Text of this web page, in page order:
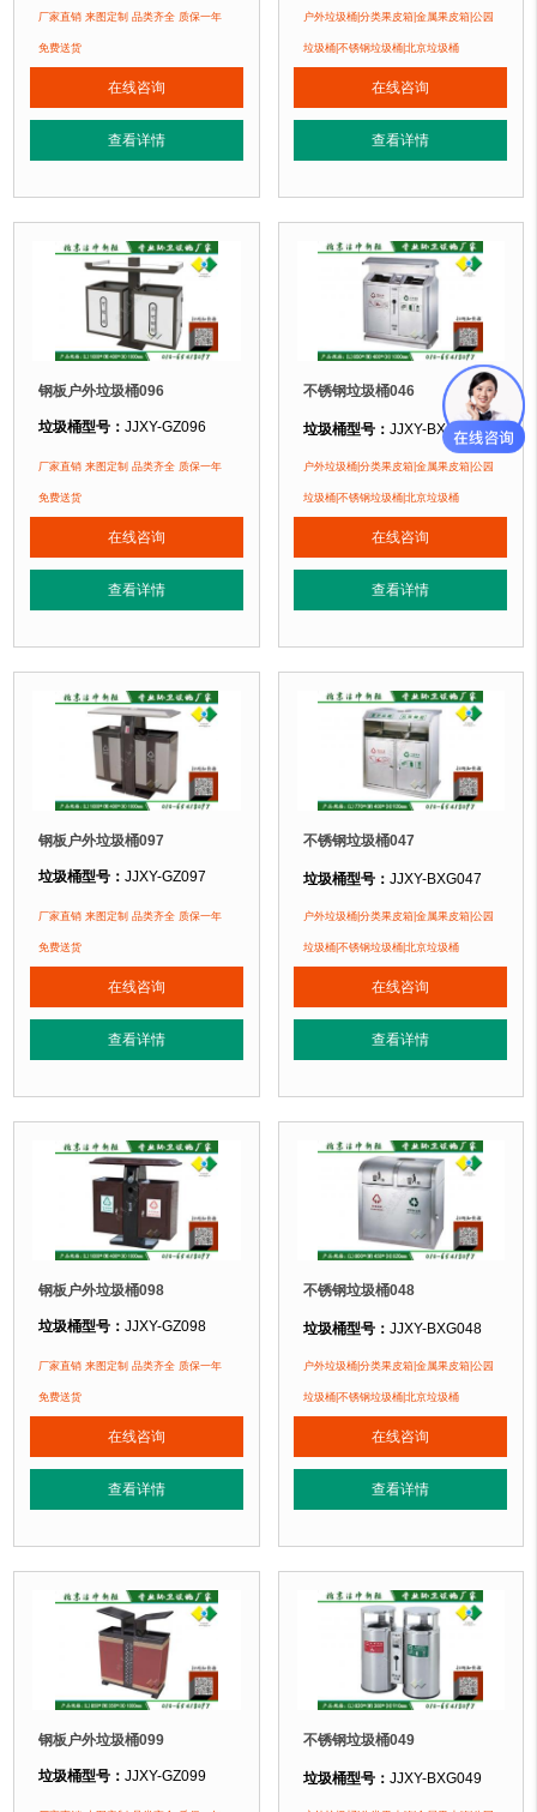
垃圾桶规格：长850mm 宽350mm 高1000mm
垃圾桶材质：
垃圾桶周期：3-7天 厂家直销 来图定制
垃圾桶特点：1、全桶采用镀锌板，塑粉喷塑工艺使用寿命更长久。2、箱体
正在使用该垃圾桶的部分客户：
北京某广场、北京某公园、北京某小区....
厂家直销 来图定制 品类齐全 质保一年
免费送货
在线咨询
查看详情
垃圾桶规格：长850mm 宽390mm
垃圾桶材质：不锈钢板
垃圾桶周期：3-7天 厂家直销 来图定
垃圾桶特点： 1、全桶采用优质加厚
正在使用该垃圾桶的部分客户：
北京万达广场、华生购物中心、泛悦
户外垃圾桶|分类果皮箱|金属果皮箱|公园
垃圾桶|不锈钢垃圾桶|北京垃圾桶
在线咨询
查看详情
钢板户外垃圾桶096
垃圾桶型号：JJXY-GZ096
垃圾桶规格：长1000mm 宽400mm 高1000mm
垃圾桶材质：
垃圾桶周期：3-7天 厂家直销 来图定制
垃圾桶特点：1、全桶采用镀锌板，塑粉喷塑工艺使用寿命更长久。2、箱体
正在使用该垃圾桶的部分客户：
北京某广场、北京某公园、北京某小区....
厂家直销 来图定制 品类齐全 质保一年
免费送货
在线咨询
查看详情
不锈钢垃圾桶046
垃圾桶型号： JJXY-BXG046
垃圾桶规格：长850mm 宽400mm
垃圾桶材质：不锈钢板
垃圾桶周期：3-7天 厂家直销 来图定
垃圾桶特点： 1、全桶采用优质加厚
正在使用该垃圾桶的部分客户：
北京万达广场、华生购物中心、泛悦
户外垃圾桶|分类果皮箱|金属果皮箱|公园
垃圾桶|不锈钢垃圾桶|北京垃圾桶
在线咨询
查看详情
钢板户外垃圾桶097
垃圾桶型号：JJXY-GZ097
垃圾桶规格：长1000mm 宽400mm 高1000mm
垃圾桶材质：
垃圾桶周期：3-7天 厂家直销 来图定制
垃圾桶特点：1、全桶采用镀锌板，塑粉喷塑工艺使用寿命更长久。2、箱体
正在使用该垃圾桶的部分客户：
北京某广场、北京某公园、北京某小区....
厂家直销 来图定制 品类齐全 质保一年
免费送货
在线咨询
查看详情
不锈钢垃圾桶047
垃圾桶型号： JJXY-BXG047
垃圾桶规格：长770mm 宽400mm
垃圾桶材质：不锈钢板
垃圾桶周期：3-7天 厂家直销 来图定
垃圾桶特点： 1、全桶采用优质加厚
正在使用该垃圾桶的部分客户：
北京万达广场、华生购物中心、泛悦
户外垃圾桶|分类果皮箱|金属果皮箱|公园
垃圾桶|不锈钢垃圾桶|北京垃圾桶
在线咨询
查看详情
钢板户外垃圾桶098
垃圾桶型号：JJXY-GZ098
垃圾桶规格：长1000mm 宽400mm 高1000mm
垃圾桶材质：
垃圾桶周期：3-7天 厂家直销 来图定制
垃圾桶特点：1、全桶采用镀锌板，塑粉喷塑工艺使用寿命更长久。2、箱体
正在使用该垃圾桶的部分客户：
北京某广场、北京某公园、北京某小区....
厂家直销 来图定制 品类齐全 质保一年
免费送货
在线咨询
查看详情
不锈钢垃圾桶048
垃圾桶型号： JJXY-BXG048
垃圾桶规格：长800mm 宽450mm
垃圾桶材质：不锈钢板
垃圾桶周期：3-7天 厂家直销 来图定
垃圾桶特点： 1、全桶采用优质加厚
正在使用该垃圾桶的部分客户：
北京万达广场、华生购物中心、泛悦
户外垃圾桶|分类果皮箱|金属果皮箱|公园
垃圾桶|不锈钢垃圾桶|北京垃圾桶
在线咨询
查看详情
钢板户外垃圾桶099
垃圾桶型号：JJXY-GZ099
不锈钢垃圾桶049
垃圾桶型号： JJXY-BXG049